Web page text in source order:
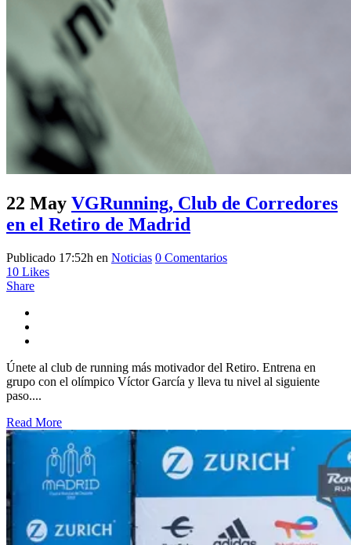
22 May VGRunning, Club de Corredores
en el Retiro de Madrid
Publicado 17:52h en Noticias 0 Comentarios
10 Likes
Share
Únete al club de running más motivador del Retiro. Entrena en
grupo con el olímpico Víctor García y lleva tu nivel al siguiente
paso....
Read More